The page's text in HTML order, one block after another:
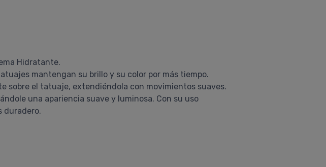
Hidratante.
mantengan su brillo y su color por más tiempo.
sobre el tatuaje, extendiéndola con movimientos suaves.
una apariencia suave y luminosa. Con su uso
duradero.